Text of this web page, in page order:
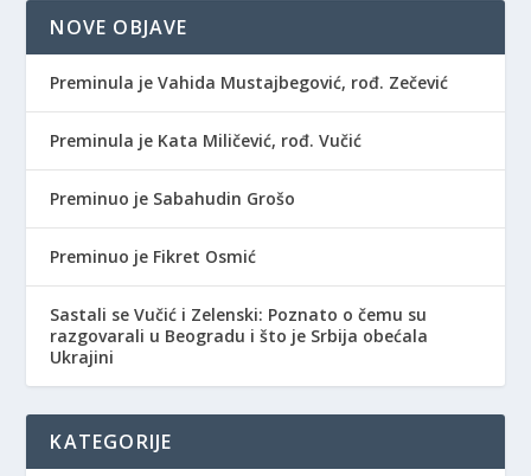
NOVE OBJAVE
Preminula je Vahida Mustajbegović, rođ. Zečević
Preminula je Kata Miličević, rođ. Vučić
Preminuo je Sabahudin Grošo
Preminuo je Fikret Osmić
Sastali se Vučić i Zelenski: Poznato o čemu su
razgovarali u Beogradu i što je Srbija obećala
Ukrajini
KATEGORIJE